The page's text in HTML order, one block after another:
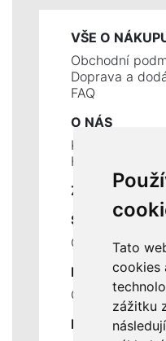
Tato
cookies
zážitku
VŠE O
Obchodní
Doprava a
FAQ
O NÁS
Kontakty
Historie a
ZÁKLADNÍ
SLUŽBY
Ceník
DŮLEŽITÉ
Ochrana
RYCHLÉ